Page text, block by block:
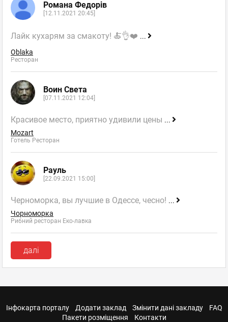
Романа Федорів
[12.11.2021 20:45]
Лайк кухарям за смакоту! 🍝👌❤️ ...
Oblaka
Ресторан
Воин Света
[07.11.2021 12:04]
Красивое место, приятно удивили цены ...
Mozart
Готель Ресторан
Рауль
[22.09.2021 15:00]
Черноморка, вы лучшие в Одессе, чесно! ...
Чорноморка
Рибний ресторан Еко-лавка
далі
Інфокарта порталу Додати заклад Змінити дані закладу
FAQ
Пакети розміщення
Контакти